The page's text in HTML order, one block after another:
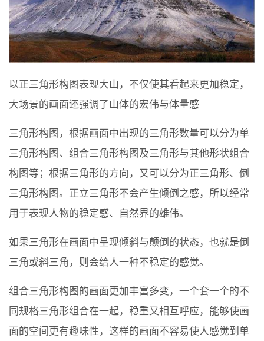
以正三角形构图表现大山，不仅使其看起来更加稳定，
大场景的画面还强调了山体的宏伟与体量感
三角形构图，根据画面中出现的三角形数量可以分为单
三角形构图、组合三角形构图及三角形与其他形状组合
构图等；根据三角形的方向，又可以分为正三角形、倒
三角形构图。正立三角形不会产生倾倒之感，所以经常
用于表现人物的稳定感、自然界的雄伟。
如果三角形在画面中呈现倾斜与颠倒的状态，也就是倒
三角或斜三角，则会给人一种不稳定的感觉。
组合三角形构图的画面更加丰富多变，一个套一个的不
同规格三角形组合在一起，稳重又相互呼应，能够使画
面的空间更有趣味性，这样的画面不容易使人感觉到单